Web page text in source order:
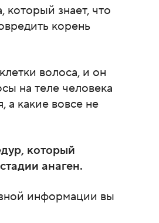
который знает, что
корень
волоса, и он
на теле человека
а какие вовсе не
который
анаген.
информации вы